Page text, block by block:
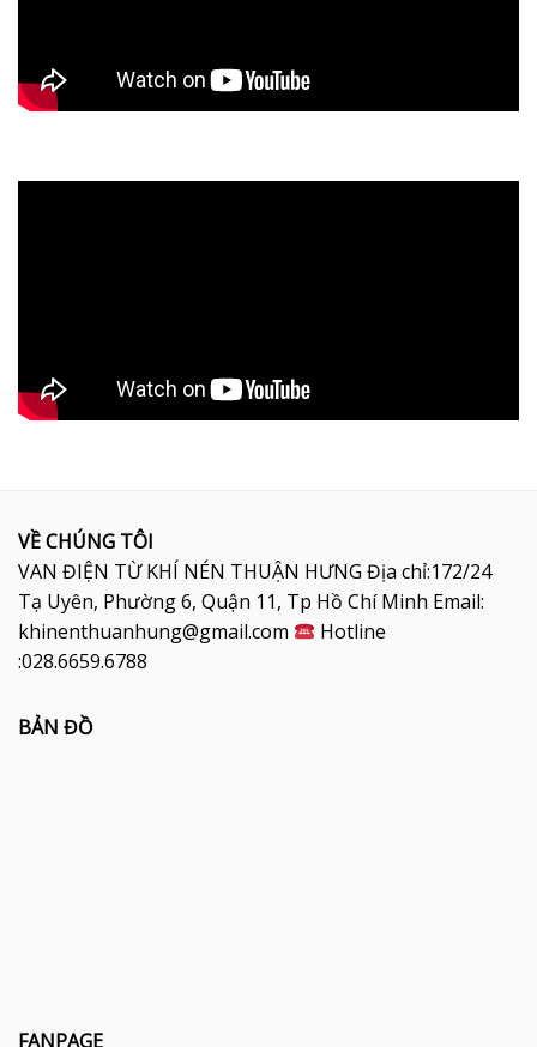
VỀ CHÚNG TÔI
VAN ĐIỆN TỪ KHÍ NÉN THUẬN HƯNG Địa chỉ:172/24
Tạ Uyên, Phường 6, Quận 11, Tp Hồ Chí Minh Email:
khinenthuanhung@gmail.com
Hotline
:028.6659.6788
BẢN ĐỒ
FANPAGE